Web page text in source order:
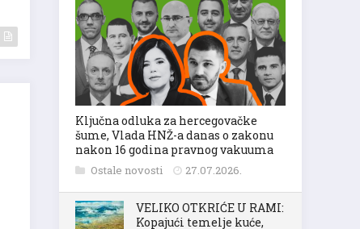
Ključna odluka za hercegovačke
šume, Vlada HNŽ-a danas o zakonu
nakon 16 godina pravnog vakuuma
Ostale novosti 27.07.2026.
VELIKO OTKRIĆE U RAMI:
Kopajući temelje kuće,